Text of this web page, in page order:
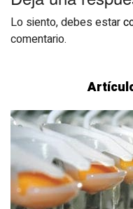
Lo siento, debes estar
comentario.